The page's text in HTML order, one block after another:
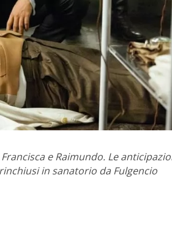
e Raimundo. Le
in sanatorio da Fulgencio